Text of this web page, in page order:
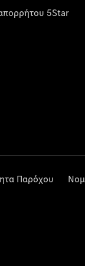
5Star
Παρόχου